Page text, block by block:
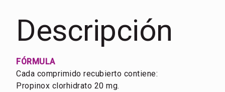
Descripción
FÓRMULA
Cada comprimido recubierto contiene:
Propinox clorhidrato 20 mg.